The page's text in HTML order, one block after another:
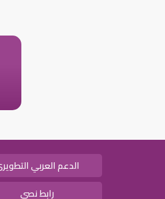
الدعم العربي
رابط نصي